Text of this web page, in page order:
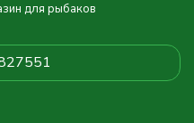
для рыбаков